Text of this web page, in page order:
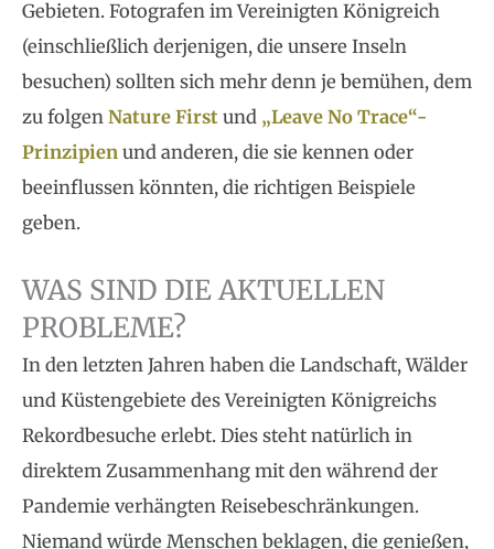
Gebieten. Fotografen im Vereinigten Königreich
(einschließlich derjenigen, die unsere Inseln
besuchen) sollten sich mehr denn je bemühen, dem
zu folgen Nature First und „Leave No Trace“-
Prinzipien und anderen, die sie kennen oder
beeinflussen könnten, die richtigen Beispiele
geben.
WAS SIND DIE AKTUELLEN
PROBLEME?
In den letzten Jahren haben die Landschaft, Wälder
und Küstengebiete des Vereinigten Königreichs
Rekordbesuche erlebt. Dies steht natürlich in
direktem Zusammenhang mit den während der
Pandemie verhängten Reisebeschränkungen.
Niemand würde Menschen beklagen, die genießen,